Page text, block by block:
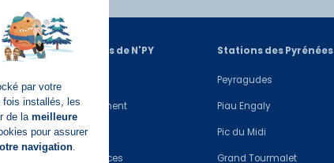
A propos de N'PY
Recrutement
Contact
Assurances
Stations des Pyrénées
Peyragudes
Piau Engaly
Pic du Midi
Grand Tourmalet